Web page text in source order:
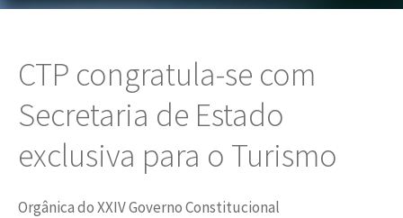
CTP congratula-se com
Secretaria de Estado
exclusiva para o Turismo
Orgânica do XXIV Governo Constitucional